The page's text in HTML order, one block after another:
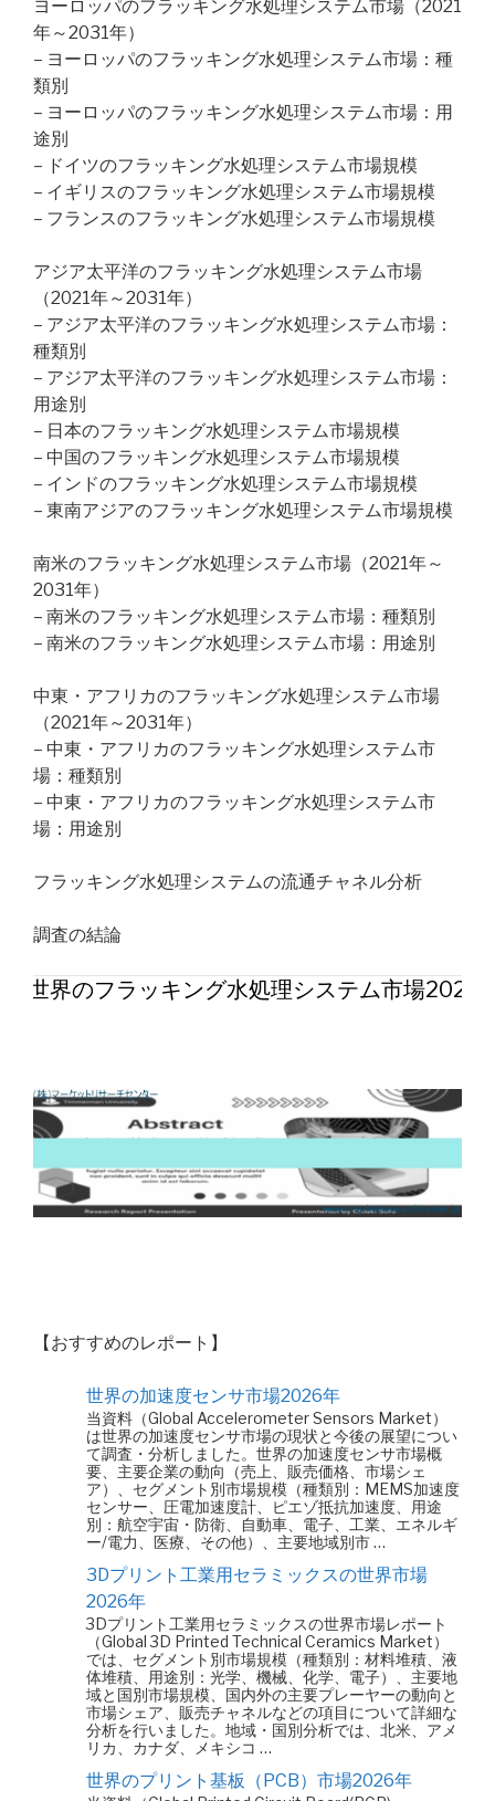
ヨーロッパのフラッキング水処理システム市場（2021
年～2031年）
– ヨーロッパのフラッキング水処理システム市場：種
類別
– ヨーロッパのフラッキング水処理システム市場：用
途別
– ドイツのフラッキング水処理システム市場規模
– イギリスのフラッキング水処理システム市場規模
– フランスのフラッキング水処理システム市場規模
アジア太平洋のフラッキング水処理システム市場
（2021年～2031年）
– アジア太平洋のフラッキング水処理システム市場：
種類別
– アジア太平洋のフラッキング水処理システム市場：
用途別
– 日本のフラッキング水処理システム市場規模
– 中国のフラッキング水処理システム市場規模
– インドのフラッキング水処理システム市場規模
– 東南アジアのフラッキング水処理システム市場規模
南米のフラッキング水処理システム市場（2021年～
2031年）
– 南米のフラッキング水処理システム市場：種類別
– 南米のフラッキング水処理システム市場：用途別
中東・アフリカのフラッキング水処理システム市場
（2021年～2031年）
– 中東・アフリカのフラッキング水処理システム市
場：種類別
– 中東・アフリカのフラッキング水処理システム市
場：用途別
フラッキング水処理システムの流通チャネル分析
調査の結論
世界のフラッキング水処理システム市場2026
【おすすめのレポート】
世界の加速度センサ市場2026年
当資料（Global Accelerometer Sensors Market）
は世界の加速度センサ市場の現状と今後の展望につい
て調査・分析しました。世界の加速度センサ市場概
要、主要企業の動向（売上、販売価格、市場シェ
ア）、セグメント別市場規模（種類別：MEMS加速度
センサー、圧電加速度計、ピエゾ抵抗加速度、用途
別：航空宇宙・防衛、自動車、電子、工業、エネルギ
ー/電力、医療、その他）、主要地域別市 …
3Dプリント工業用セラミックスの世界市場
2026年
3Dプリント工業用セラミックスの世界市場レポート
（Global 3D Printed Technical Ceramics Market）
では、セグメント別市場規模（種類別：材料堆積、液
体堆積、用途別：光学、機械、化学、電子）、主要地
域と国別市場規模、国内外の主要プレーヤーの動向と
市場シェア、販売チャネルなどの項目について詳細な
分析を行いました。地域・国別分析では、北米、アメ
リカ、カナダ、メキシコ …
世界のプリント基板（PCB）市場2026年